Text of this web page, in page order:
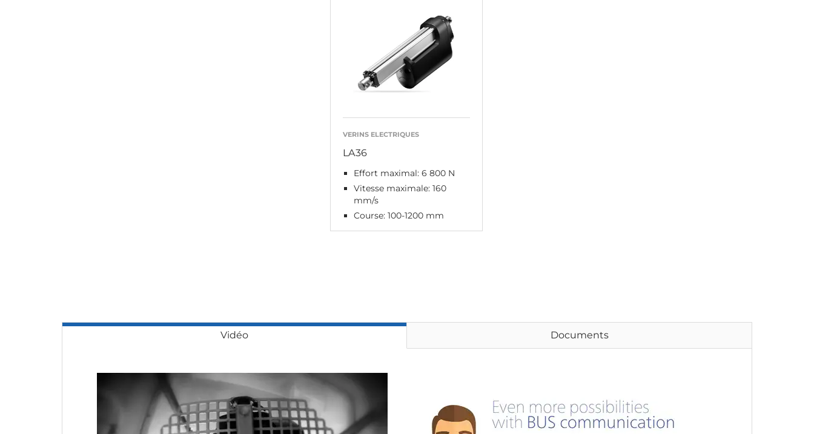
VERINS ELECTRIQUES
LA36
Effort maximal: 6 800 N
Vitesse maximale: 160
mm/s
Course: 100-1200 mm
Vidéo Documents